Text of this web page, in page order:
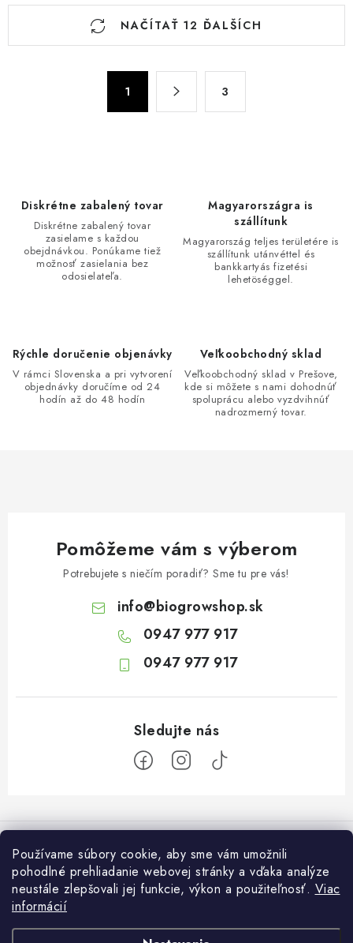
Používame súbory cookie, aby sme vám umožnili
pohodlné prehliadanie webovej stránky a vďaka analýze
neustále zlepšovali jej funkcie, výkon a použiteľnosť. Viac
informácií
O
s
NAČÍTAŤ 12 ĎALŠÍCH
1 3
Diskrétne zabalený tovar
Diskrétne zabalený tovar
zasielame s každou
obejdnávkou. Ponúkame tiež
možnosť zasielania bez
odosielateľa.
Magyarországra is
szállítunk
Magyarország teljes területére is
szállítunk utánvéttel és
bankkartyás fizetési
lehetöséggel.
Rýchle doručenie objenávky
V rámci Slovenska a pri vytvorení
objednávky doručíme od 24
hodín až do 48 hodín
Veľkoobchodný sklad
Veľkoobchodný sklad v Prešove,
kde si môžete s nami dohodnúť
spoluprácu alebo vyzdvihnúť
nadrozmerný tovar.
Pomôžeme vám s výberom
Potrebujete s niečím poradiť? Sme tu pre vás!
info@biogrowshop.sk
0947 977 917
0947 977 917
á
O nás
Platba a dodanie
Podmienky ochrany osobných údajov
Otvaracie hodiny veľkosklad
Pondelok: 7:30 – 16:00
Utorok: 7:30 – 16:00